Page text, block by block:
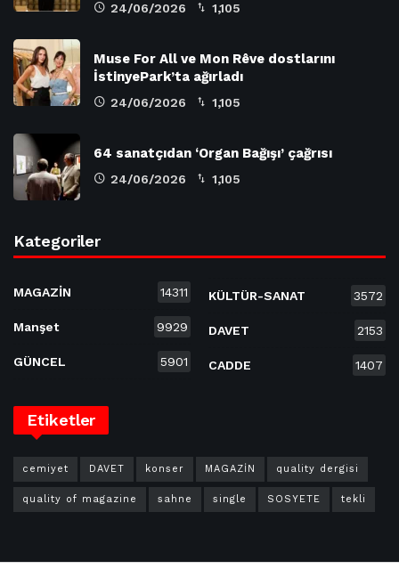
24/06/2026 1,105
Muse For All ve Mon Rêve dostlarını
İstinyePark’ta ağırladı
24/06/2026 1,105
64 sanatçıdan ‘Organ Bağışı’ çağrısı
24/06/2026 1,105
Kategoriler
MAGAZİN 14311
Manşet 9929
GÜNCEL 5901
KÜLTÜR-SANAT 3572
DAVET 2153
CADDE 1407
Etiketler
cemiyet DAVET konser MAGAZİN quality dergisi
quality of magazine sahne single SOSYETE tekli